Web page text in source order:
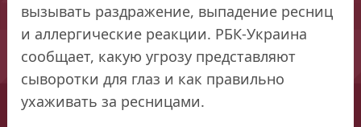
вызывать раздражение, выпадение ресниц
и аллергические реакции. РБК-Украина
сообщает, какую угрозу представляют
сыворотки для глаз и как правильно
ухаживать за ресницами.